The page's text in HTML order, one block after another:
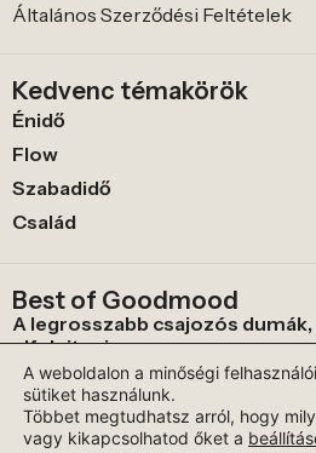
Általános Szerződési Feltételek
Kedvenc témakörök
Énidő
Flow
Szabadidő
Család
Best of Goodmood
A legrosszabb csajozós
elfelejteni
Furcsa világnapok, amit nem
Miért lett a „set-jetting” a
trend?
A weboldalon a minőségi
sütiket használunk.
Többet megtudhatsz arról, hogy
vagy kikapcsolhatod őket a